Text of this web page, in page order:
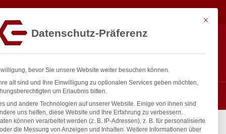
Line, GN 1/9, 1L, (H)100mm
€ exkl. MwSt. In den Warenkorb
Mit
Datenschutz-Präferenz
bevor Sie unsere Website weiter besuchen können.
alt sind und Ihre Einwilligung zu optionalen Services geben möchten,
um Erlaubnis bitten.
und andere Technologien auf unserer Website. Einige von ihnen sind
uns helfen, diese Website und Ihre Erfahrung zu verbessern.
können verarbeitet werden (z. B. IP-Adressen), z. B. für personalisierte
die Messung von Anzeigen und Inhalten. Weitere Informationen über